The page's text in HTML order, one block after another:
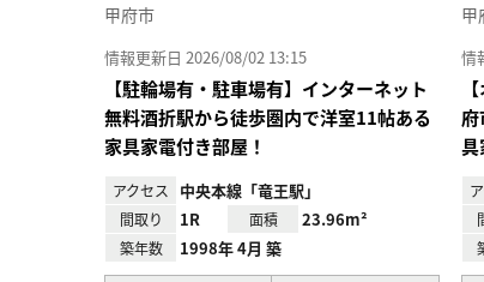
甲府市
情報更新日 2026/08/02 13:15
【駐輪場有・駐車場有】インターネット
無料酒折駅から徒歩圏内で洋室11帖ある
家具家電付き部屋！
アクセス 中央本線「竜王駅」
間取り 1R 面積 23.96m²
築年数 1998年 4月 築
甲
情
具